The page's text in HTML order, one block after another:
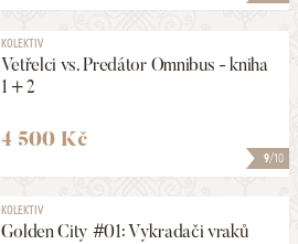
9/10
KOLEKTIV
Vetřelci vs. Predátor Omnibus - kniha
1 + 2
4 500 Kč
KOLEKTIV
Golden City #01: Vykradači vraků